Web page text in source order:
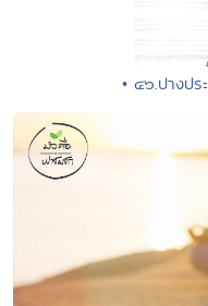
• ๔๖.ปางป